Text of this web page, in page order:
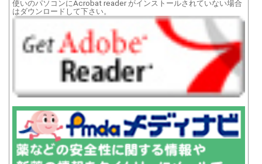
使いのパソコンにAcrobat reader がインストールされていない場合
はダウンロードして下さい。